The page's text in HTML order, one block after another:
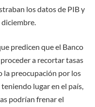
los datos de PIB y
predicen que el Banco
a recortar tasas
la preocupación por los
lugar en el país,
podrían frenar el